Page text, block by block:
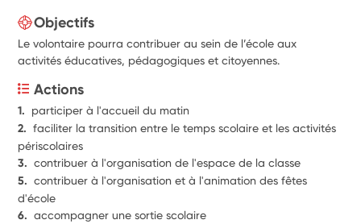
Objectifs
Le volontaire pourra contribuer au sein de l’école aux
activités éducatives, pédagogiques et citoyennes.
Actions
1. participer à l'accueil du matin
2. faciliter la transition entre le temps scolaire et les activités
périscolaires
3. contribuer à l'organisation de l'espace de la classe
5. contribuer à l'organisation et à l'animation des fêtes
d'école
6. accompagner une sortie scolaire